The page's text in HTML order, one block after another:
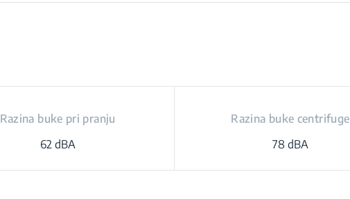
Razina buke pri pranju
62 dBA
Razina buke centrifuge
78 dBA